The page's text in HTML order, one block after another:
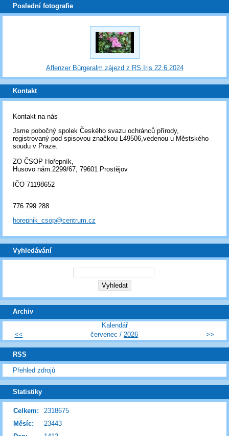
Poslední fotografie
Aflenzer Bürgeralm zájezd z RS Iris 22.6.2024
Kontakt
Kontakt na nás
Jsme pobočný spolek Českého svazu ochránců přírody,
registrovaný pod spisovou značkou L49506,vedenou u Městského
soudu v Praze.
ZO ČSOP Hořepník,
Husovo nám.2299/67, 79601 Prostějov
IČO 71198652
776 799 288
horepnik_csop@centrum.cz
Vyhledávání
Archiv
Kalendář
<<
červenec / 2026 >>
RSS
Přehled zdrojů
Statistiky
Celkem:
2318675
Měsíc:
23443